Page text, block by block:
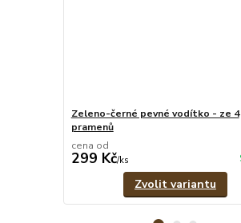
Zeleno-černé pevné vodítko - ze 4
pramenů
cena od
299 Kč/ks
Zvolit variantu